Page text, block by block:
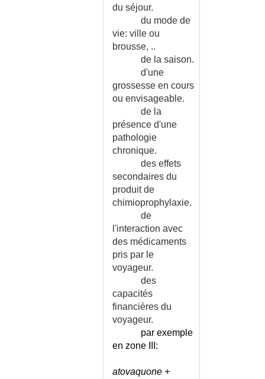
du séjour.
du mode de
vie: ville ou
brousse, ..
de la saison.
d'une
grossesse en cours
ou envisageable.
de la
présence d'une
pathologie
chronique.
des effets
secondaires du
produit de
chimioprophylaxie.
de
l'interaction avec
des médicaments
pris par le
voyageur.
des
capacités
financières du
voyageur.
par exemple
en zone III:
atovaquone +